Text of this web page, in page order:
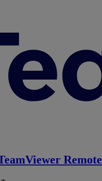
Remote